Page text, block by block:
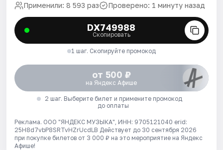
Применили: 8 593 раз Проверено: 1 минуту назад
DX749988
Скопировать
1 шаг. Скопируйте промокод
от 500 ₽
на Яндекс Афише
2 шаг. Выберите билет и примените промокод
до оплаты
Реклама. ООО "ЯНДЕКС МУЗЫКА", ИНН: 9705121040 erid:
25H8d7vbP8SRTvHZrUcdLB Действует до 30 сентября 2026
при покупке билетов от 3 000 ₽ на это мероприятие на Яндекс
Афише!